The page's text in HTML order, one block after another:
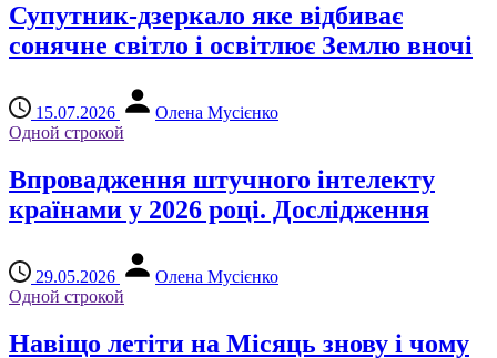
Супутник-дзеркало яке відбиває
сонячне світло і освітлює Землю вночі
15.07.2026
Олена Мусієнко
Одной строкой
Впровадження штучного інтелекту
країнами у 2026 році. Дослідження
29.05.2026
Олена Мусієнко
Одной строкой
Навіщо летіти на Місяць знову і чому